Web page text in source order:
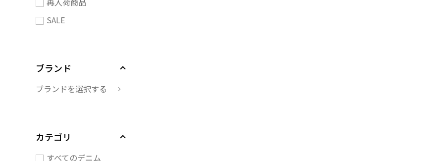
SALE
ブランド
ブランドを選択する
カテゴリ
すべてのデニム